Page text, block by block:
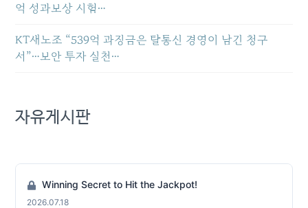
억 성과보상 시험…
KT새노조 “539억 과징금은 탈통신 경영이 남긴 청구
서”…보안 투자 실천…
자유게시판
Winning Secret to Hit the Jackpot!
2026.07.18